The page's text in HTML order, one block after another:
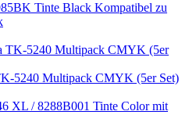
Kompatibel zu
5240 Multipack CMYK (5er Set)